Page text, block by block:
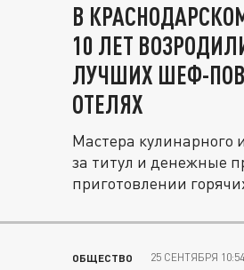
В
10 ЛЕТ
ЛУЧШИХ ШЕФ-
ОТЕЛЯХ
Мастера кулинарного
за титул и денежные
приготовлении
ОБЩЕСТВО 25 СЕНТЯБРЯ 10:54